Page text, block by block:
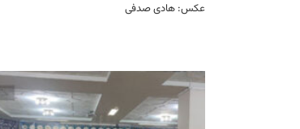
عکس: هادی صدفی